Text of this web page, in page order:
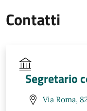
Contatti
Segretario
Via Roma,